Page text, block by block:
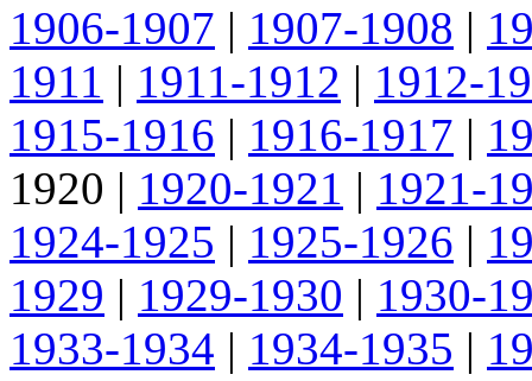
1906-1907 | 1907-1908 |
1911 | 1911-1912 | 1912-
1915-1916 | 1916-1917 |
1920 | 1920-1921 | 1921-
1924-1925 | 1925-1926 |
1929 | 1929-1930 | 1930-
1933-1934 | 1934-1935 |